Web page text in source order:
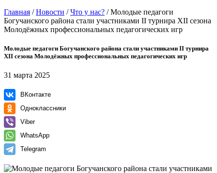
Главная /Новости /Что у нас? /Молодые педагоги
Богучанского района стали участниками II турнира XII сезона
Молодёжных профессиональных педагогических игр
Молодые педагоги Богучанского района стали участниками II турнира
XII сезона Молодёжных профессиональных педагогических игр
31 марта 2025
ВКонтакте
Одноклассники
Viber
WhatsApp
Telegram